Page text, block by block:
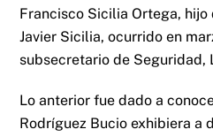
Francisco Sicilia Ortega,
Javier Sicilia, ocurrido en
subsecretario de Seguridad,
Lo anterior fue dado a
Rodríguez Bucio exhibiera a